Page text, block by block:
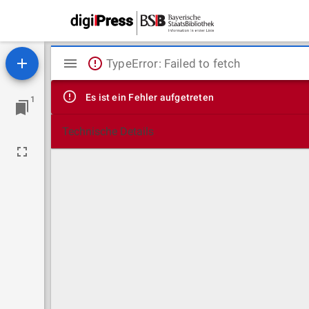
1
Mirador
Viewer
TypeError: Failed to fetch
Es ist ein Fehler aufgetreten
Technische Details